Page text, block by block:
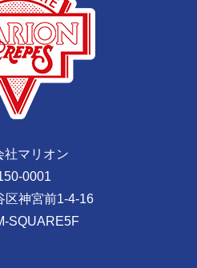
社マリオン
0001
区神宮前1-4-16
SQUARE5F